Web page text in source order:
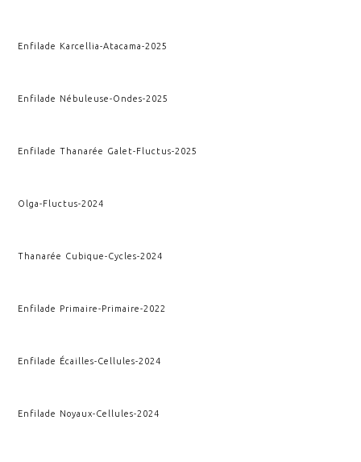
Enfilade Karcellia-Atacama-2025
Enfilade Nébuleuse-Ondes-2025
Enfilade Thanarée Galet-Fluctus-2025
Olga-Fluctus-2024
Thanarée Cubique-Cycles-2024
Enfilade Primaire-Primaire-2022
Enfilade Écailles-Cellules-2024
Enfilade Noyaux-Cellules-2024